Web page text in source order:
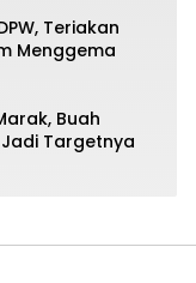
Teriakan
Menggema
Buah
Jadi Targetnya